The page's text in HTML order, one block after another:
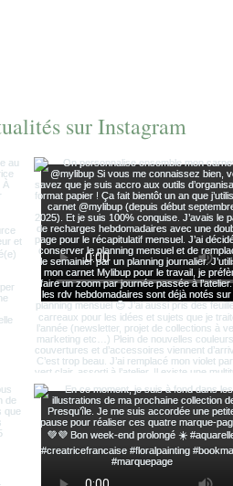
sur Instagram